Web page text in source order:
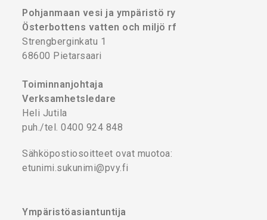
Pohjanmaan vesi ja ympäristö ry
Österbottens vatten och miljö rf
Strengberginkatu 1
68600 Pietarsaari
Toiminnanjohtaja
Verksamhetsledare
Heli Jutila
puh./tel. 0400 924 848
Sähköpostiosoitteet ovat muotoa:
etunimi.sukunimi@pvy.fi
Ympäristöasiantuntija